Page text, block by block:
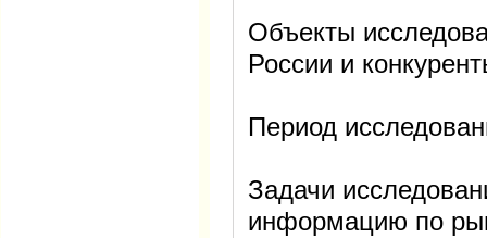
Объекты
России и
Период
Задачи
информацию по